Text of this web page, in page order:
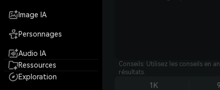
Image IA
Personnages
Audio IA
Ressources
Exploration
Conseils: Utilisez les conseils en
résultats.
1K